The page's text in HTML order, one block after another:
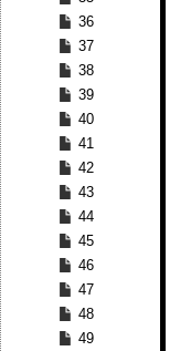
36
37
38
39
40
41
42
43
44
45
46
47
48
49